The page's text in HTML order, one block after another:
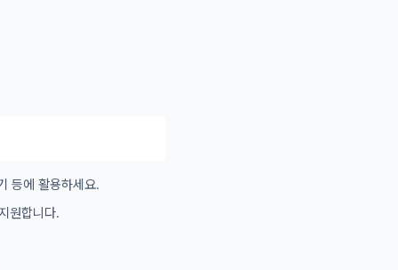
등에 활용하세요.
원합니다.